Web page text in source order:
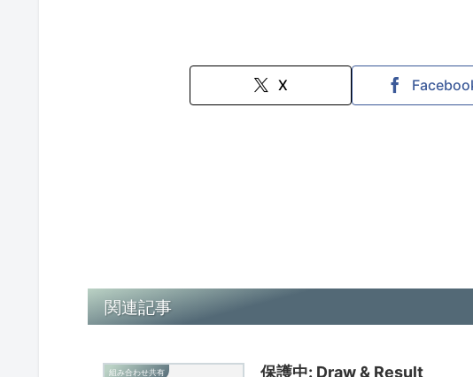
X
関連記事
組み合わせ共有 保護中: Draw & Result